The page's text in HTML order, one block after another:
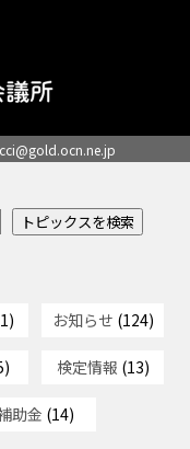
お知らせ (124)
検定情報 (13)
助金 (14)